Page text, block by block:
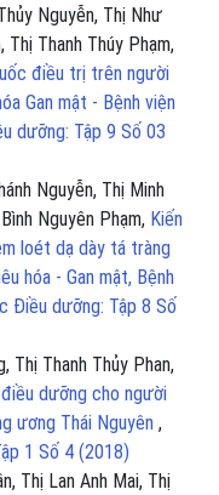
Nguyễn, Thị Như
Thị Thanh Thúy Phạm,
điều trị trên người
Gan mật - Bệnh viện
dưỡng: Tập 9 Số 03
Nguyễn, Thị Minh
Nguyên Phạm, Kiến
loét dạ dày tá tràng
hóa - Gan mật, Bệnh
Điều dưỡng: Tập 8 Số
Thị Thanh Thủy Phan,
dưỡng cho người
ương Thái Nguyên ,
1 Số 4 (2018)
Thị Lan Anh Mai, Thị